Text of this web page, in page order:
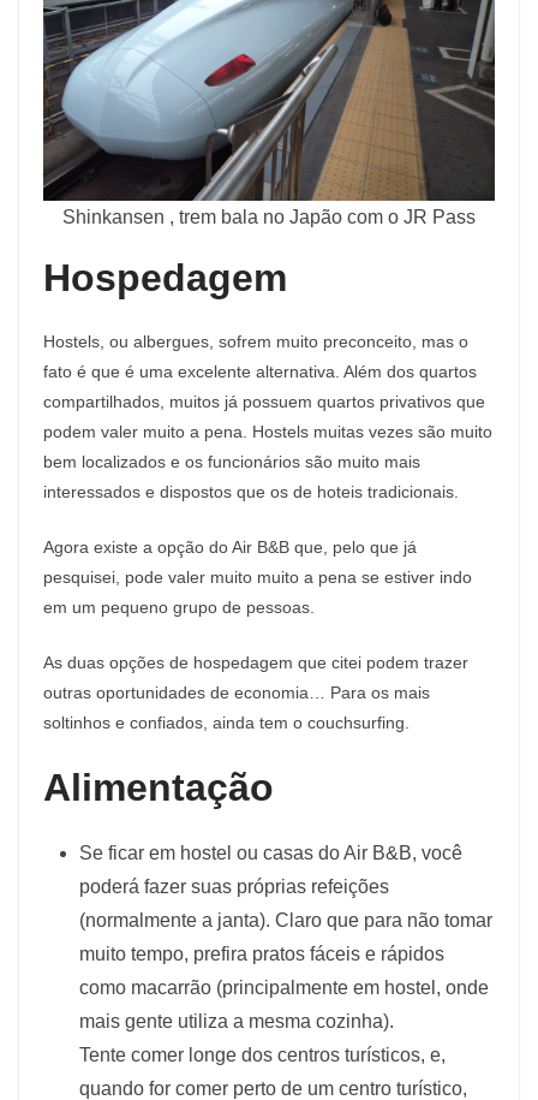
Shinkansen , trem bala no Japão com o JR Pass
Hospedagem
Hostels, ou albergues, sofrem muito preconceito, mas o
fato é que é uma excelente alternativa. Além dos quartos
compartilhados, muitos já possuem quartos privativos que
podem valer muito a pena. Hostels muitas vezes são muito
bem localizados e os funcionários são muito mais
interessados e dispostos que os de hoteis tradicionais.
Agora existe a opção do Air B&B que, pelo que já
pesquisei, pode valer muito muito a pena se estiver indo
em um pequeno grupo de pessoas.
As duas opções de hospedagem que citei podem trazer
outras oportunidades de economia… Para os mais
soltinhos e confiados, ainda tem o couchsurfing.
Alimentação
Se ficar em hostel ou casas do Air B&B, você
poderá fazer suas próprias refeições
(normalmente a janta). Claro que para não tomar
muito tempo, prefira pratos fáceis e rápidos
como macarrão (principalmente em hostel, onde
mais gente utiliza a mesma cozinha).
Tente comer longe dos centros turísticos, e,
quando for comer perto de um centro turístico,